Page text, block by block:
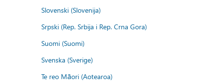
Slovenski (Slovenija)
Srpski (Rep. Srbija i Rep. Crna Gora)
Suomi (Suomi)
Svenska (Sverige)
Te reo Māori (Aotearoa)